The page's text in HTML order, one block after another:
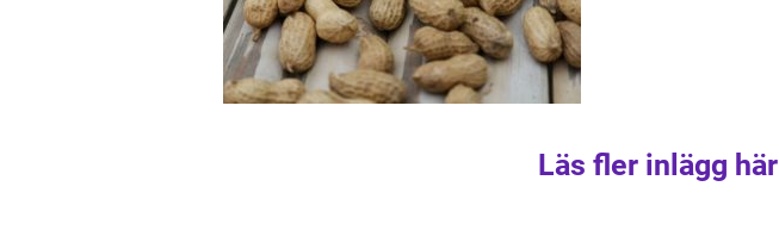
Läs fler inlägg här